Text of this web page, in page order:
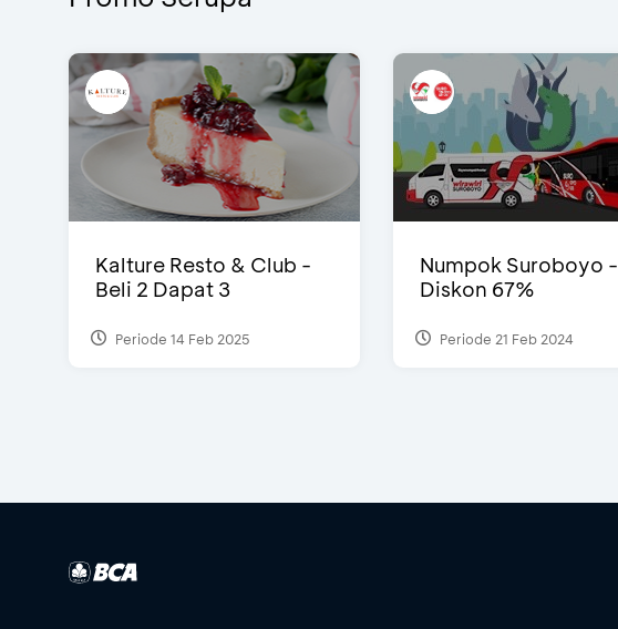
Kalture Resto & Club -
Beli 2 Dapat 3
Periode 14 Feb 2025
Numpok Suroboyo -
Diskon 67%
Periode 21 Feb 2024